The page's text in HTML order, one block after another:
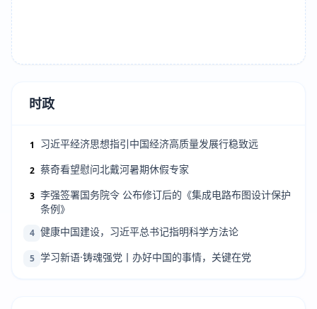
时政
1 习近平经济思想指引中国经济高质量发展行稳致远
2 蔡奇看望慰问北戴河暑期休假专家
3 李强签署国务院令 公布修订后的《集成电路布图设计保护
条例》
4 健康中国建设，习近平总书记指明科学方法论
5 学习新语·铸魂强党丨办好中国的事情，关键在党